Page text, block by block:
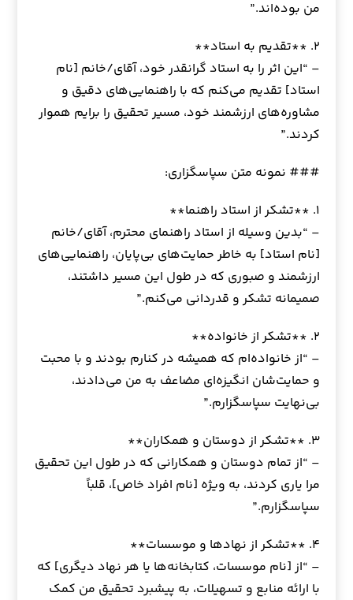
من بوده‌اند.”
۲. **تقدیم به استاد**
– “این اثر را به استاد گرانقدر خود، آقای/خانم [نام
استاد] تقدیم می‌کنم که با راهنمایی‌های دقیق و
مشاوره‌های ارزشمند خود، مسیر تحقیق را برایم هموار
کردند.”
### نمونه متن سپاسگزاری:
۱. **تشکر از استاد راهنما**
– “بدین وسیله از استاد راهنمای محترم، آقای/خانم
[نام استاد] به خاطر حمایت‌های بی‌پایان، راهنمایی‌های
ارزشمند و صبوری که در طول این مسیر داشتند،
صمیمانه تشکر و قدردانی می‌کنم.”
۲. **تشکر از خانواده**
– “از خانواده‌ام که همیشه در کنارم بودند و با محبت
و حمایت‌شان انگیزه‌ای مضاعف به من می‌دادند،
بی‌نهایت سپاسگزارم.”
۳. **تشکر از دوستان و همکاران**
– “از تمام دوستان و همکارانی که در طول این تحقیق
مرا یاری کردند، به ویژه [نام افراد خاص]، قلباً
سپاسگزارم.”
۴. **تشکر از نهادها و موسسات**
– “از [نام موسسات، کتابخانه‌ها یا هر نهاد دیگری] که
با ارائه منابع و تسهیلات، به پیشبرد تحقیق من کمک